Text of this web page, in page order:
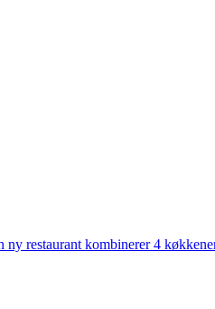
ny restaurant kombinerer 4